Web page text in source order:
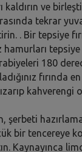
kaldırın ve
tekrar
. Bir tepsiye
hamurları
180
fırında
kahverengi
şerbeti
bir tencereye
Kaynayınca